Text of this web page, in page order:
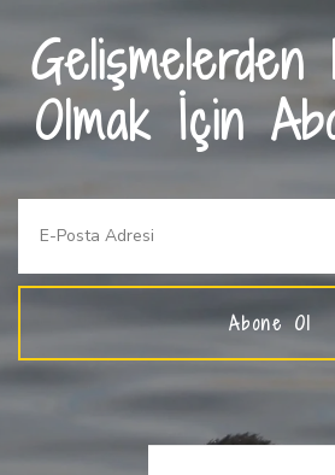
Gelişmelerden
Olmak İçin
Abone Ol